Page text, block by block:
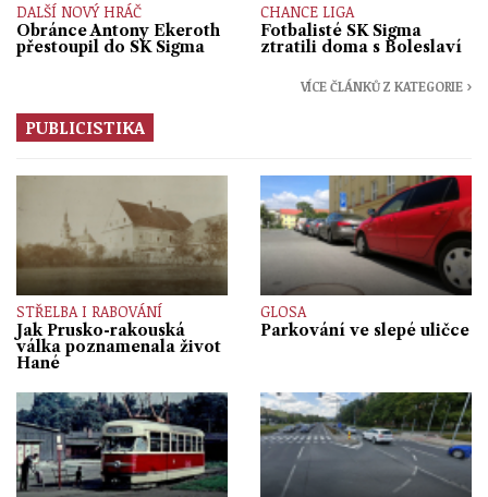
DALŠÍ NOVÝ HRÁČ
Obránce Antony Ekeroth
přestoupil do SK Sigma
CHANCE LIGA
Fotbalisté SK Sigma
ztratili doma s Boleslaví
VÍCE ČLÁNKŮ Z KATEGORIE ›
PUBLICISTIKA
STŘELBA I RABOVÁNÍ
Jak Prusko-rakouská
válka poznamenala život
Hané
GLOSA
Parkování ve slepé uličce